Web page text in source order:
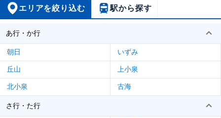
エリアを絞り込む 駅から探す
あ行・か行
朝日 いずみ
丘山 上小泉
北小泉 古海
さ行・た行